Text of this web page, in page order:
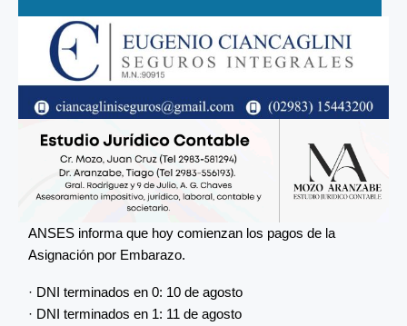
ANSES informa que hoy comienzan los pagos de la
Asignación por Embarazo.
· DNI terminados en 0: 10 de agosto
· DNI terminados en 1: 11 de agosto